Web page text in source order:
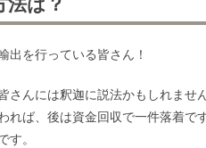
出を行っている皆さん！
さんには釈迦に説法かもしれませ
れば、後は資金回収で一件落着で
す。